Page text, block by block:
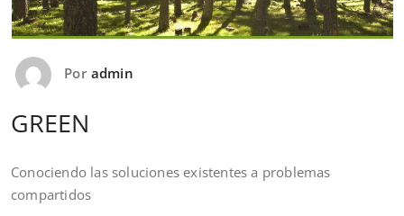
Por admin
GREEN
Conociendo las soluciones existentes a problemas
compartidos